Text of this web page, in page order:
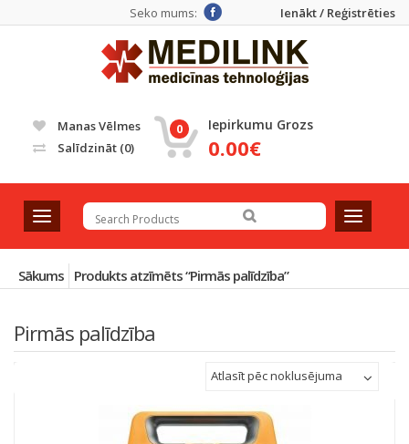
Ienākt / Reģistrēties
Seko mums:
Manas Vēlmes
Salīdzināt (0)
0 Iepirkumu Grozs
0.00€
T
o
g
g
l
n
a
T
o
g
l
a
Sākums Produkts atzīmēts “Pirmās palīdzība”
Pirmās palīdzība
Atlasīt pēc noklusējuma